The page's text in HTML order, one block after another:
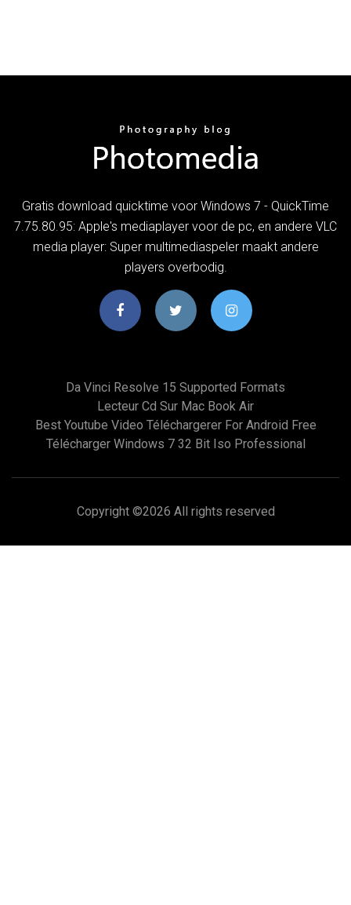
Gratis download quicktime voor Windows 7 - QuickTime
7.75.80.95: Apple's mediaplayer voor de pc, en andere VLC
media player: Super multimediaspeler maakt andere
players overbodig.
Da Vinci Resolve 15 Supported Formats
Lecteur Cd Sur Mac Book Air
Best Youtube Video Téléchargerer For Android Free
Télécharger Windows 7 32 Bit Iso Professional
Copyright ©2026 All rights reserved